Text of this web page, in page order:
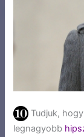
Tudjuk,
legnagyobb